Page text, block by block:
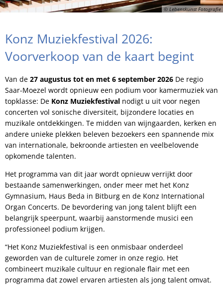
© Lebenskunst Fotografie
Konz Muziekfestival 2026:
Voorverkoop van de kaart begint
Van de 27 augustus tot en met 6 september 2026 De regio
Saar-Moezel wordt opnieuw een podium voor kamermuziek van
topklasse: De Konz Muziekfestival nodigt u uit voor negen
concerten vol sonische diversiteit, bijzondere locaties en
muzikale ontdekkingen. Te midden van wijngaarden, kerken en
andere unieke plekken beleven bezoekers een spannende mix
van internationale, bekroonde artiesten en veelbelovende
opkomende talenten.
Het programma van dit jaar wordt opnieuw verrijkt door
bestaande samenwerkingen, onder meer met het Konz
Gymnasium, Haus Beda in Bitburg en de Konz International
Organ Concerts. De bevordering van jong talent blijft een
belangrijk speerpunt, waarbij aanstormende musici een
professioneel podium krijgen.
“Het Konz Muziekfestival is een onmisbaar onderdeel
geworden van de culturele zomer in onze regio. Het
combineert muzikale cultuur en regionale flair met een
programma dat zowel ervaren artiesten als jong talent omvat.